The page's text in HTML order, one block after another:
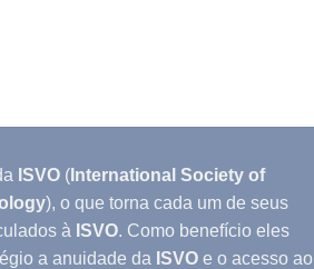
ISVO ( International Society of
), o que torna cada um de seus
à ISVO. Como benefício eles
a anuidade da ISVO e o acesso ao